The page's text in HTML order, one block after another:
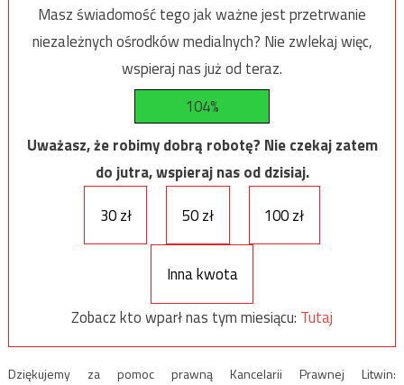
Masz świadomość tego jak ważne jest przetrwanie
niezależnych ośrodków medialnych? Nie zwlekaj więc,
wspieraj nas już od teraz.
104%
Uważasz, że robimy dobrą robotę? Nie czekaj zatem
do jutra, wspieraj nas od dzisiaj.
30 zł
50 zł 100 zł
Inna kwota
Zobacz kto wparł nas tym miesiącu: Tutaj
Dziękujemy za pomoc prawną Kancelarii Prawnej Litwin: